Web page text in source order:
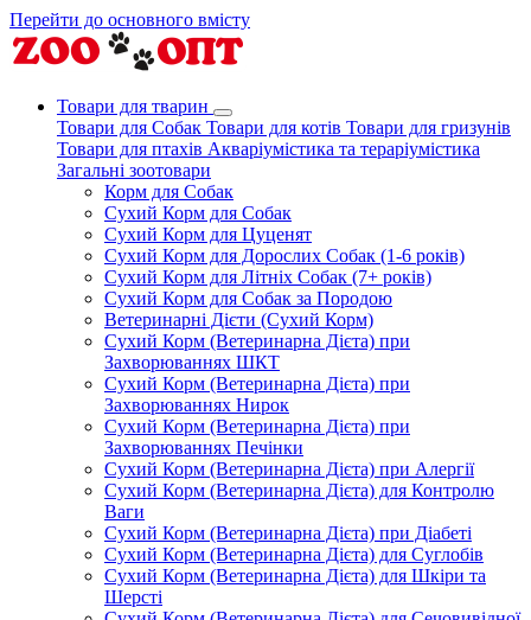
Перейти до основного вмісту
Товари для тварин
Товари для Собак Товари для котів Товари для гризунів
Товари для птахів Акваріумістика та тераріумістика
Загальні зоотовари
Корм для Собак
Сухий Корм для Собак
Сухий Корм для Цуценят
Сухий Корм для Дорослих Собак (1-6 років)
Сухий Корм для Літніх Собак (7+ років)
Сухий Корм для Собак за Породою
Ветеринарні Дієти (Сухий Корм)
Сухий Корм (Ветеринарна Дієта) при
Захворюваннях ШКТ
Сухий Корм (Ветеринарна Дієта) при
Захворюваннях Нирок
Сухий Корм (Ветеринарна Дієта) при
Захворюваннях Печінки
Сухий Корм (Ветеринарна Дієта) при Алергії
Сухий Корм (Ветеринарна Дієта) для Контролю
Ваги
Сухий Корм (Ветеринарна Дієта) при Діабеті
Сухий Корм (Ветеринарна Дієта) для Суглобів
Сухий Корм (Ветеринарна Дієта) для Шкіри та
Шерсті